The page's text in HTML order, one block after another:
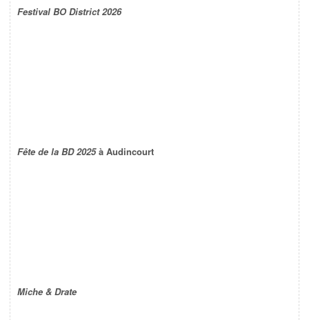
Festival BO District 2026
Fête de la BD 2025à Audincourt
Miche & Drate